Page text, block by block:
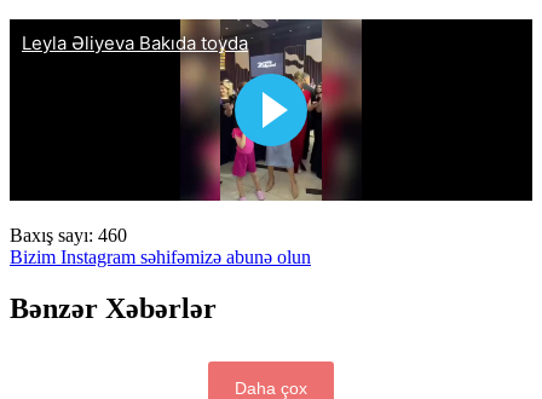
Baxış sayı: 460
Bizim Instagram səhifəmizə abunə olun
Bənzər Xəbərlər
Daha çox